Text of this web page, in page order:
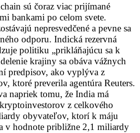
sú čoraz viac prijímané
bankami po celom svete.
nepresvedčené a pevne sa
odporu. Indická rezervná
politiku „prikláňajúcu sa k
krajiny sa obáva vážnych
predpisov, ako vyplýva z
ktoré preverila agentúra Reuters.
napriek tomu, že India má
z celkového
obyvateľov, ktorí k máju
v hodnote približne 2,1 miliardy